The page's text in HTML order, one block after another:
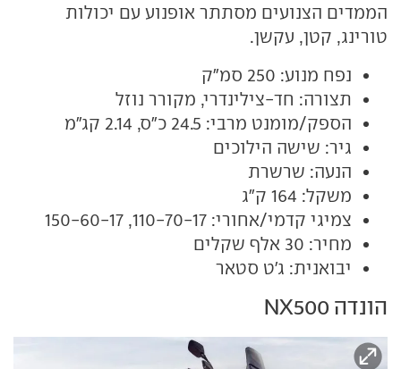
הממדים הצנועים מסתתר אופנוע עם יכולות
טורינג, קטן, עקשן.
נפח מנוע: 250 סמ"ק
תצורה: חד-צילינדרי, מקורר נוזל
הספק/מומנט מרבי: 24.5 כ"ס, 2.14 קג"מ
גיר: שישה הילוכים
הנעה: שרשרת
משקל: 164 ק"ג
צמיגי קדמי/אחורי: 110-70-17, 150-60-17
מחיר: 30 אלף שקלים
יבואנית: ג'ט סטאר
הונדה NX500